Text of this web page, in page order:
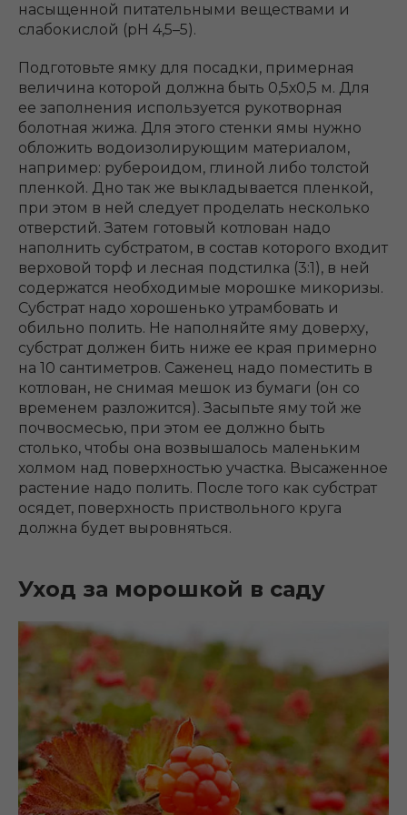
насыщенной питательными веществами и
слабокислой (рН 4,5–5).
Подготовьте ямку для посадки, примерная
величина которой должна быть 0,5х0,5 м. Для
ее заполнения используется рукотворная
болотная жижа. Для этого стенки ямы нужно
обложить водоизолирующим материалом,
например: рубероидом, глиной либо толстой
пленкой. Дно так же выкладывается пленкой,
при этом в ней следует проделать несколько
отверстий. Затем готовый котлован надо
наполнить субстратом, в состав которого входит
верховой торф и лесная подстилка (3:1), в ней
содержатся необходимые морошке микоризы.
Субстрат надо хорошенько утрамбовать и
обильно полить. Не наполняйте яму доверху,
субстрат должен бить ниже ее края примерно
на 10 сантиметров. Саженец надо поместить в
котлован, не снимая мешок из бумаги (он со
временем разложится). Засыпьте яму той же
почвосмесью, при этом ее должно быть
столько, чтобы она возвышалось маленьким
холмом над поверхностью участка. Высаженное
растение надо полить. После того как субстрат
осядет, поверхность приствольного круга
должна будет выровняться.
Уход за морошкой в саду